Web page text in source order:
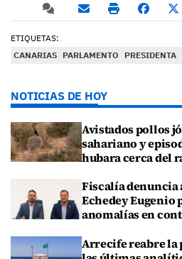
ETIQUETAS:
CANARIAS PARLAMENTO PRESIDENTA
NOTICIAS DE HOY
Avistados pollos
sahariano y
hubara cerca del
Fiscalía denuncia
Echedey Eugenio
anomalías en
Arrecife reabre la